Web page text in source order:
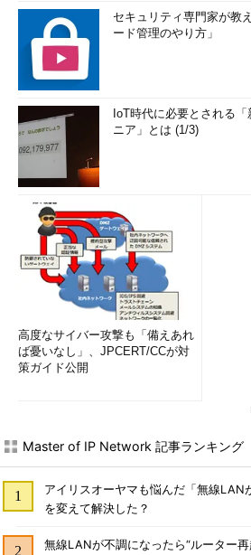
セキュリティ専門家が教
ード管理のやり方」
IoT時代に必要とされる
ニア」とは (1/3)
高度なサイバー攻撃も「備えあれ
ば憂いなし」、JPCERT/CCが対
策ガイド公開
Master of IP Network 記事ランキング
アイリスオーヤマも悩んだ「無線
を変えて解決した？
無線LANが不調になったら“ルーター